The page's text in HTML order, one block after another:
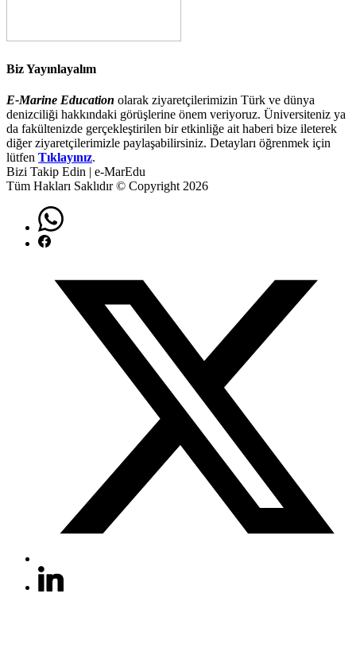
Biz Yayınlayalım
E-Marine Education olarak ziyaretçilerimizin Türk ve dünya
denizciliği hakkındaki görüşlerine önem veriyoruz. Üniversiteniz ya
da fakültenizde gerçekleştirilen bir etkinliğe ait haberi bize ileterek
diğer ziyaretçilerimizle paylaşabilirsiniz. Detayları öğrenmek için
lütfen Tıklayınız.
Bizi Takip Edin | e-MarEdu
Tüm Hakları Saklıdır © Copyright 2026